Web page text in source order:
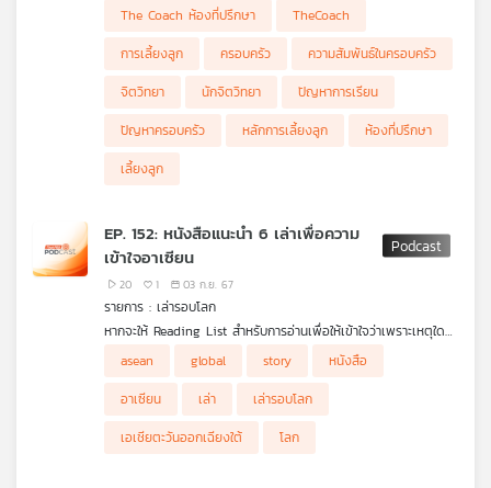
กิจกรรม
กับปัญหาเหล่านี้ อาจประเมินไม่ได้ว่าเกิดจากอะไร เพราะอะไรทำไม
ต้องเป็นแบบนี้ ซึ่งสาเหตุอาจเกิดจากคนในครอบครัวหลงลืมที่จะ
สื่อสารกันเอง หรือสร้างการสื่อสารที่ดีภายในครอบครัวหรือไม่ The
Coach ห้องที่ปรึกษาจะมาช่วยไขปัญหาต่าง ๆ ไปด้วยกัน
The Coach ห้องที่ปรึกษา
TheCoach
การเลี้ยงลูก
ครอบครัว
ความสัมพันธ์ในครอบครัว
จิตวิทยา
นักจิตวิทยา
ปัญหาการเรียน
ปัญหาครอบครัว
หลักการเลี้ยงลูก
ห้องที่ปรึกษา
เลี้ยงลูก
EP. 152: หนังสือแนะนำ 6 เล่าเพื่อความ
เข้าใจอาเซียน
20 1 03 ก.ย. 67
รายการ : เล่ารอบโลก
หากจะให้ Reading List สำหรับการอ่านเพื่อให้เข้าใจว่าเพราะเหตุใด
ASEAN คือ DNA ของประเทศไทย และประเทศไทยต้องเดินหน้า
อย่างไรในเวทีความขัดแย้งทางภูมิรัฐศาสตร์ ขอแนะนำหนังสือชุดนี้
asean global story
หนังสือ
อาเซียน
เล่า
เล่ารอบโลก
เอเชียตะวันออกเฉียงใต้
โลก